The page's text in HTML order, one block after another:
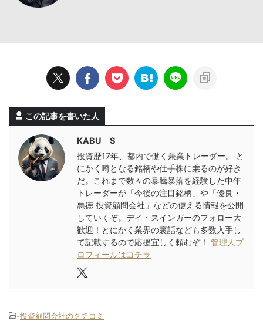
この記事を書いた人
KABU S
投資歴17年、都内で働く兼業トレーダー。 と
にかく噂となる銘柄や仕手株に乗るのが好き
だ。これまで数々の暴騰暴落を経験した中年
トレーダーが「今後の注目銘柄」や「優良・
悪徳 投資顧問会社」などの使える情報を公開
していくぞ。デイ・スインガーのフォロー大
歓迎！とにかく業界の裏話なども多数入手し
て記載するので応援宜しく頼むぞ！ 管理人プ
ロフィールはコチラ
-投資顧問会社のクチコミ